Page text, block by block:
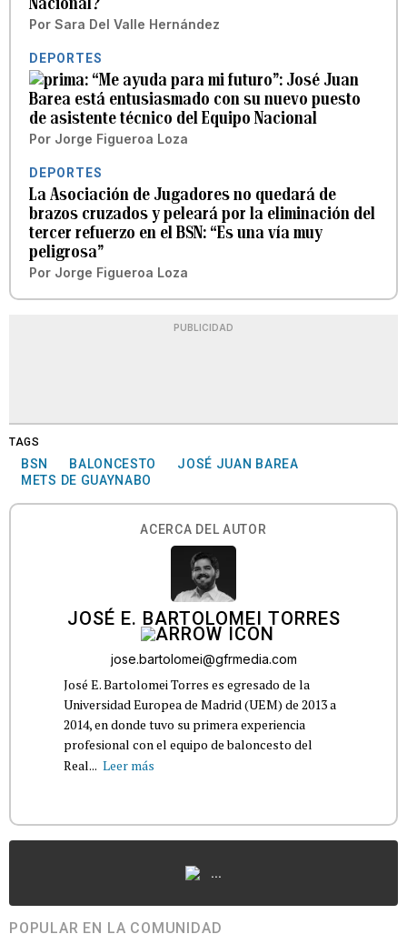
Por Sara Del Valle Hernández
DEPORTES
“Me ayuda para mi futuro”: José Juan
Barea está entusiasmado con su nuevo puesto
de asistente técnico del Equipo Nacional
Por Jorge Figueroa Loza
DEPORTES
La Asociación de Jugadores no quedará de
brazos cruzados y peleará por la eliminación del
tercer refuerzo en el BSN: “Es una vía muy
peligrosa”
Por Jorge Figueroa Loza
PUBLICIDAD
TAGS
BSN BALONCESTO
JOSÉ JUAN BAREA
METS DE GUAYNABO
ACERCA DEL AUTOR
JOSÉ E. BARTOLOMEI TORRES
jose.bartolomei@gfrmedia.com
José E. Bartolomei Torres es egresado de la
Universidad Europea de Madrid (UEM) de 2013 a
2014, en donde tuvo su primera experiencia
profesional con el equipo de baloncesto del
Real... Leer más
...
POPULAR EN LA COMUNIDAD